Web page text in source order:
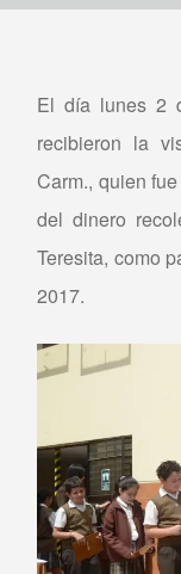
El día lunes 2
recibieron la
Carm., quien
del dinero
Teresita, como
2017.